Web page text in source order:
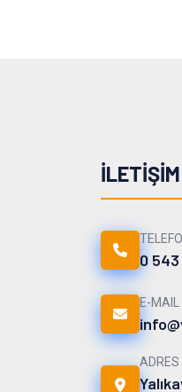
İLETIŞIM
0
E-MAIL
ADRES